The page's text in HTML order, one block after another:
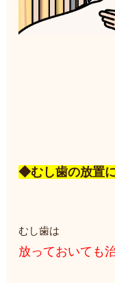
◆むし歯の放置
むし歯は
放っておいても